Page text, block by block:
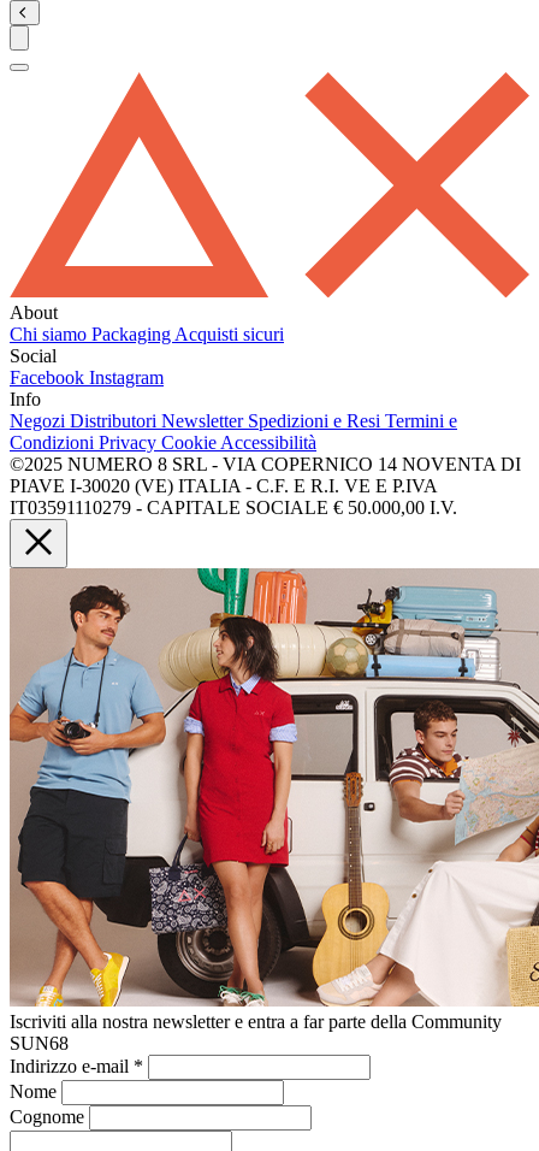
About
Chi siamo Packaging Acquisti sicuri
Social
Facebook Instagram
Info
Negozi Distributori Newsletter Spedizioni e Resi Termini e
Condizioni Privacy Cookie Accessibilità
©2025 NUMERO 8 SRL - VIA COPERNICO 14 NOVENTA DI
PIAVE I-30020 (VE) ITALIA - C.F. E R.I. VE E P.IVA
IT03591110279 - CAPITALE SOCIALE € 50.000,00 I.V.
Iscriviti alla nostra newsletter e entra a far parte della Community
SUN68
Indirizzo e-mail *
Nome
Cognome